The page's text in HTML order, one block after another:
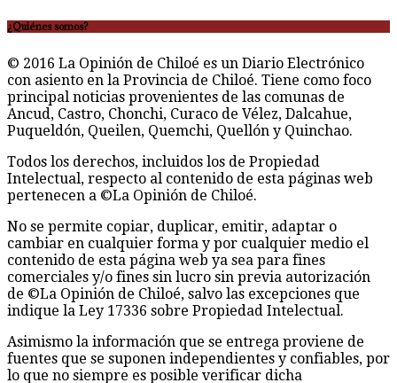
¿Quiénes somos?
© 2016 La Opinión de Chiloé es un Diario Electrónico
con asiento en la Provincia de Chiloé. Tiene como foco
principal noticias provenientes de las comunas de
Ancud, Castro, Chonchi, Curaco de Vélez, Dalcahue,
Puqueldón, Queilen, Quemchi, Quellón y Quinchao.
Todos los derechos, incluidos los de Propiedad
Intelectual, respecto al contenido de esta páginas web
pertenecen a ©La Opinión de Chiloé.
No se permite copiar, duplicar, emitir, adaptar o
cambiar en cualquier forma y por cualquier medio el
contenido de esta página web ya sea para fines
comerciales y/o fines sin lucro sin previa autorización
de ©La Opinión de Chiloé, salvo las excepciones que
indique la Ley 17336 sobre Propiedad Intelectual.
Asimismo la información que se entrega proviene de
fuentes que se suponen independientes y confiables, por
lo que no siempre es posible verificar dicha